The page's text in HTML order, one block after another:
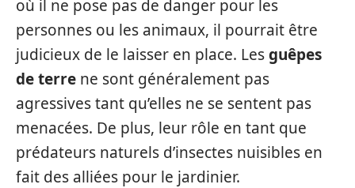
où il ne pose pas de danger pour les
personnes ou les animaux, il pourrait être
judicieux de le laisser en place. Lesguêpes
de terre ne sont généralement pas
agressives tant qu’elles ne se sentent pas
menacées. De plus, leur rôle en tant que
prédateurs naturels d’insectes nuisibles en
fait des alliées pour le jardinier.